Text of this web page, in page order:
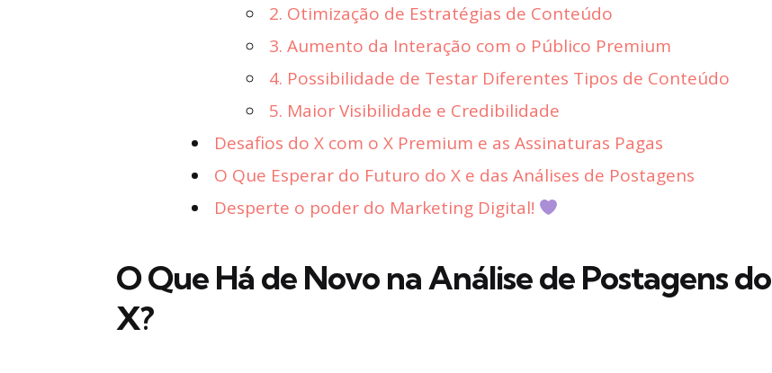
2. Otimização de Estratégias de Conteúdo
3. Aumento da Interação com o Público Premium
4. Possibilidade de Testar Diferentes Tipos de Conteúdo
5. Maior Visibilidade e Credibilidade
Desafios do X com o X Premium e as Assinaturas Pagas
O Que Esperar do Futuro do X e das Análises de Postagens
Desperte o poder do Marketing Digital!
O Que Há de Novo na Análise de Postagens do
X?